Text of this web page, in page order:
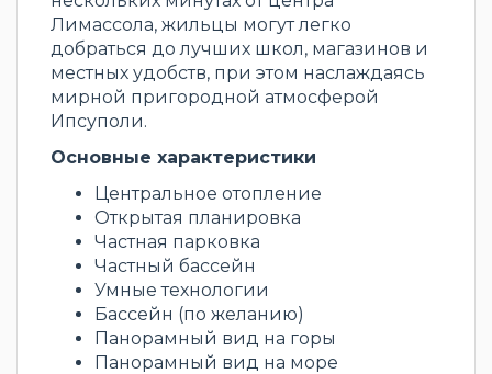
Лимассола, жильцы могут легко
добраться до лучших школ, магазинов и
местных удобств, при этом наслаждаясь
мирной пригородной атмосферой
Ипсуполи.
Основные характеристики
Центральное отопление
Открытая планировка
Частная парковка
Частный бассейн
Умные технологии
Бассейн (по желанию)
Панорамный вид на горы
Панорамный вид на море